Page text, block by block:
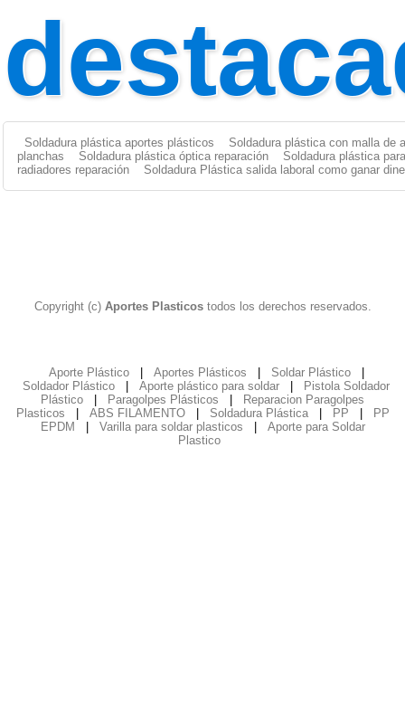
Soldadura plástica aportes plásticos
Soldadura plástica con malla de
planchas
Soldadura plástica óptica reparación
Soldadura plástica
radiadores reparación
Soldadura Plástica salida laboral como ganar
Copyright (c) Aportes Plasticostodos los derechos reservados.
Aporte Plástico Aportes Plásticos Soldar Plástico
Soldador Plástico
Aporte plástico para soldar
Pistola Soldador
Plástico
Paragolpes Plásticos
Reparacion Paragolpes
Plasticos
ABS FILAMENTO Soldadura Plástica PP
PP
EPDM
Varilla para soldar plasticos
Aporte para Soldar
Plastico